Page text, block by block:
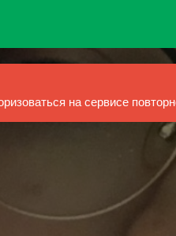
на сервисе